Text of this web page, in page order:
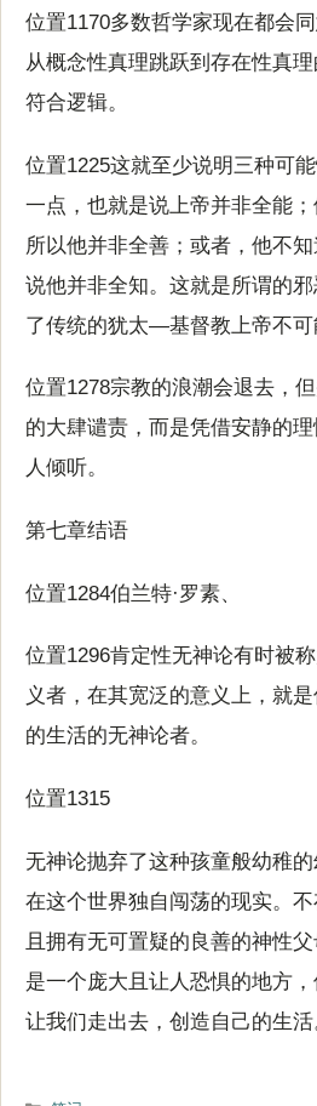
位置1170多数哲学家现在都会
从概念性真理跳跃到存在性真
符合逻辑。
位置1225这就至少说明三种可
一点，也就是说上帝并非全能；
所以他并非全善；或者，他不
说他并非全知。这就是所谓的
了传统的犹太—基督教上帝不可
位置1278宗教的浪潮会退去，
的大肆谴责，而是凭借安静的
人倾听。
第七章结语
位置1284伯兰特·罗素、
位置1296肯定性无神论有时被
义者，在其宽泛的意义上，就
的生活的无神论者。
位置1315
无神论抛弃了这种孩童般幼稚
在这个世界独自闯荡的现实。
且拥有无可置疑的良善的神性
是一个庞大且让人恐惧的地方，
让我们走出去，创造自己的生活